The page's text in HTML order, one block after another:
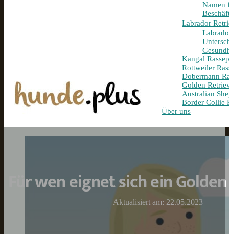
Namen
Labrador
Kangal
Rottweiler
Dobermann
Golden
Australian
Border Collie
Über uns
Für wen eignet sich ein
Aktualisiert am: 22.05.2023